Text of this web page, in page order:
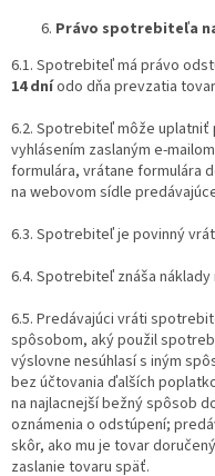
Právo spotrebiteľa
6.1. Spotrebiteľ má právo
14 dníodo dňa prevzatia
6.2. Spotrebiteľ môže uplatniť
vyhlásením zaslaným e-
formulára, vrátane formulára
na webovom sídle
6.3. Spotrebiteľ je povinný
6.4. Spotrebiteľ znáša
6.5. Predávajúci vráti
spôsobom, aký použil
výslovne nesúhlasí s iným
bez účtovania ďalších
na najlacnejší bežný spôsob
oznámenia o odstúpení;
skôr, ako mu je tovar
zaslanie tovaru späť.